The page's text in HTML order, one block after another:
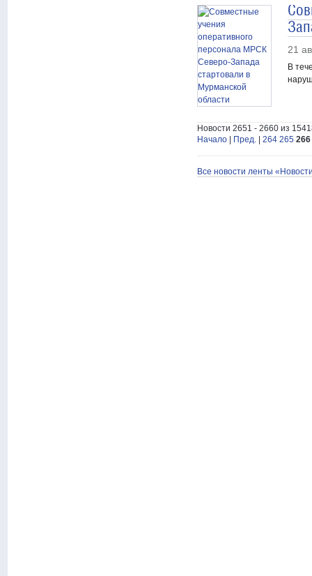
21
В
Новости 2651 - 2660 из
Начало
Пред. 264 265 266
Все новости ленты